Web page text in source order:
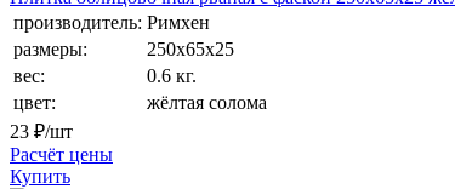
производитель: Римхен
размеры:
250х65х25
вес:
0.6 кг.
цвет:
жёлтая солома
23 ₽/шт
Расчёт цены
Купить